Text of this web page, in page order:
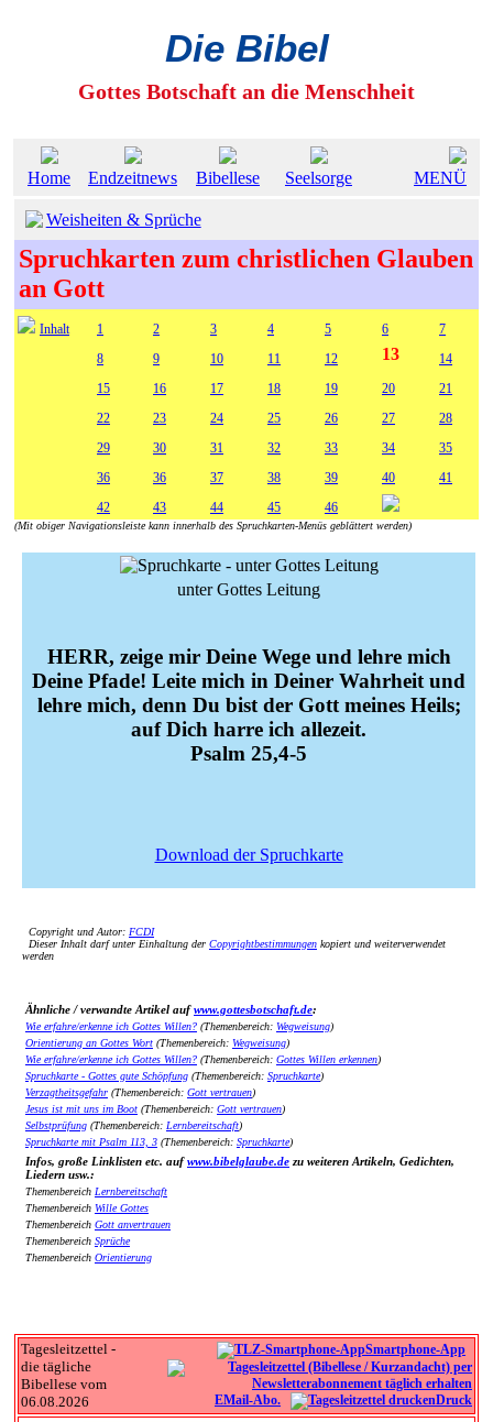
Die Bibel
Gottes Botschaft an die Menschheit
Home Endzeitnews Bibellese Seelsorge MENÜ
Weisheiten & Sprüche
Spruchkarten zum christlichen Glauben
an Gott
Inhalt 1 2 3 4 5 6
7
8
9 10 11 12 13
14
15
16 17 18 19 20
21
22
23 24 25 26 27
28
29
30 31 32 33 34
35
36
36 37 38 39 40
41
42
43 44 45 46
(Mit obiger Navigationsleiste kann innerhalb des Spruchkarten-Menüs geblättert werden)
unter Gottes Leitung
HERR, zeige mir Deine Wege und lehre mich
Deine Pfade! Leite mich in Deiner Wahrheit und
lehre mich, denn Du bist der Gott meines Heils;
auf Dich harre ich allezeit.
Psalm 25,4-5
Download der Spruchkarte
Copyright und Autor: FCDI
Dieser Inhalt darf unter Einhaltung der Copyrightbestimmungen kopiert und weiterverwendet
werden
Ähnliche / verwandte Artikel aufwww.gottesbotschaft.de:
Wie erfahre/erkenne ich Gottes Willen? (Themenbereich: Wegweisung)
Orientierung an Gottes Wort (Themenbereich: Wegweisung)
Wie erfahre/erkenne ich Gottes Willen? (Themenbereich: Gottes Willen erkennen)
Spruchkarte - Gottes gute Schöpfung (Themenbereich: Spruchkarte)
Verzagtheitsgefahr (Themenbereich: Gott vertrauen)
Jesus ist mit uns im Boot (Themenbereich: Gott vertrauen)
Selbstprüfung (Themenbereich: Lernbereitschaft)
Spruchkarte mit Psalm 113, 3 (Themenbereich: Spruchkarte)
Infos, große Linklisten etc. aufwww.bibelglaube.de zu weiteren Artikeln, Gedichten,
Liedern usw.:
Themenbereich Lernbereitschaft
Themenbereich Wille Gottes
Themenbereich Gott anvertrauen
Themenbereich Sprüche
Themenbereich Orientierung
Tagesleitzettel -
die tägliche
Bibellese vom
06.08.2026
Smartphone-App
EMail-Abo. Druck